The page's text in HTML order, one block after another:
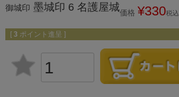
御城印 墨城印 6 名護屋城価格 ¥330税込
[ 3 ポイント進呈 ]